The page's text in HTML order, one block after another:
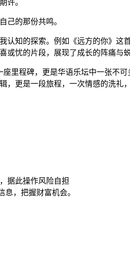
许。
己的那份共鸣。
知的探索。例如《远方的你》
忧的片段，展现了成长的阵痛与蜕
里程碑，更是华语乐坛中一张不
更是一段旅程，一次情感的洗礼
据此操作风险自担
，把握财富机会。